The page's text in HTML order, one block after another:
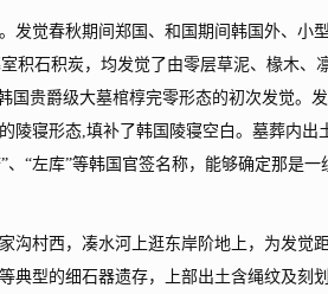
觉春秋期间郑国、和国期间韩国外、小
积石积炭，均发觉了由零层草泥、椽木
国贵爵级大墓棺椁完零形态的初次发觉。
陵寝形态,填补了韩国陵寝空白。墓葬内出
、“左库”等韩国官签名称，能够确定那是
村西，凑水河上逛东岸阶地上，为发觉距
典型的细石器遗存，上部出土含绳纹及刻